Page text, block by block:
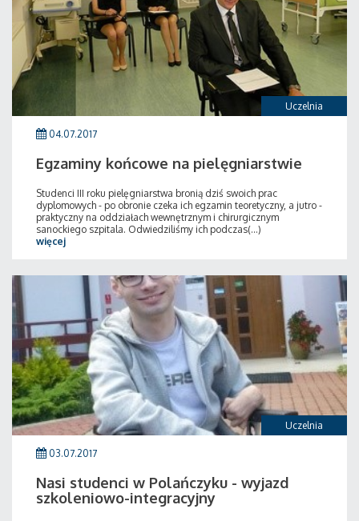
Uczelnia
04.07.2017
Egzaminy końcowe na pielęgniarstwie
Studenci III roku pielęgniarstwa bronią dziś swoich prac
dyplomowych - po obronie czeka ich egzamin teoretyczny, a jutro -
praktyczny na oddziałach wewnętrznym i chirurgicznym
sanockiego szpitala. Odwiedziliśmy ich podczas(...)
więcej
Uczelnia
03.07.2017
Nasi studenci w Polańczyku - wyjazd
szkoleniowo-integracyjny